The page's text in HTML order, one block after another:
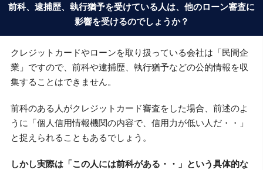
前科、逮捕歴、執行猶予を受けている人は、他のローン審査に
影響を受けるのでしょうか？
クレジットカードやローンを取り扱っている会社は「民間企
業」ですので、前科や逮捕歴、執行猶予などの公的情報を収
集することはできません。
前科のある人がクレジットカード審査をした場合、前述のよ
うに「個人信用情報機関の内容で、信用力が低い人だ・・」
と捉えられることもあるでしょう。
しかし実際は「この人には前科がある・・」という具体的な